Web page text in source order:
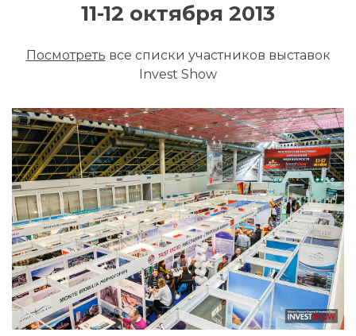
11-12 октября 2013
Посмотреть все списки участников выставок
Invest Show